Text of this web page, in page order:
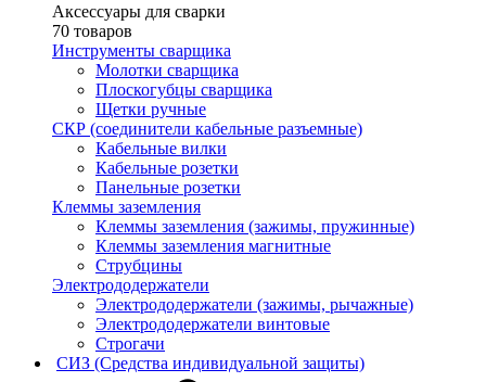
Аксессуары для сварки
70 товаров
Инструменты сварщика
Молотки сварщика
Плоскогубцы сварщика
Щетки ручные
СКР (соединители кабельные разъемные)
Кабельные вилки
Кабельные розетки
Панельные розетки
Клеммы заземления
Клеммы заземления (зажимы, пружинные)
Клеммы заземления магнитные
Струбцины
Электрододержатели
Электрододержатели (зажимы, рычажные)
Электрододержатели винтовые
Строгачи
СИЗ (Средства индивидуальной защиты)